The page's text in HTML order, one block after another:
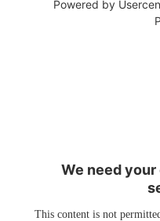
Powered by
We need
This content is not